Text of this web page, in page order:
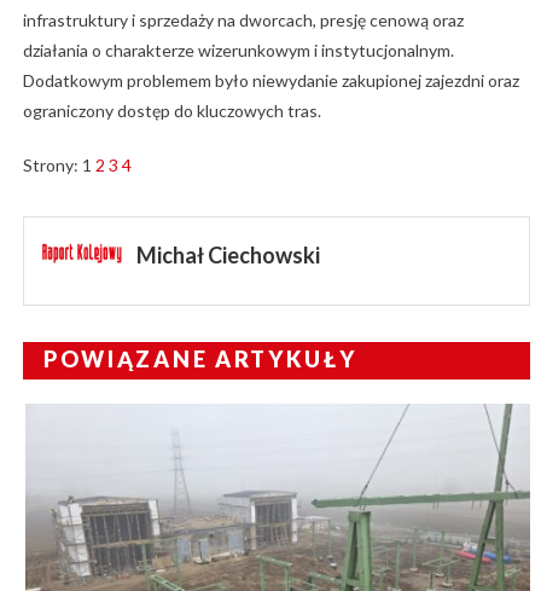
infrastruktury i sprzedaży na dworcach, presję cenową oraz
działania o charakterze wizerunkowym i instytucjonalnym.
Dodatkowym problemem było niewydanie zakupionej zajezdni oraz
ograniczony dostęp do kluczowych tras.
Strony: 1 2 3 4
Michał Ciechowski
POWIĄZANE ARTYKUŁY